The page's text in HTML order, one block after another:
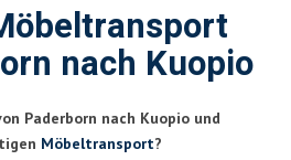
nach Kuopio
Paderborn nach Kuopio und
Möbeltransport?